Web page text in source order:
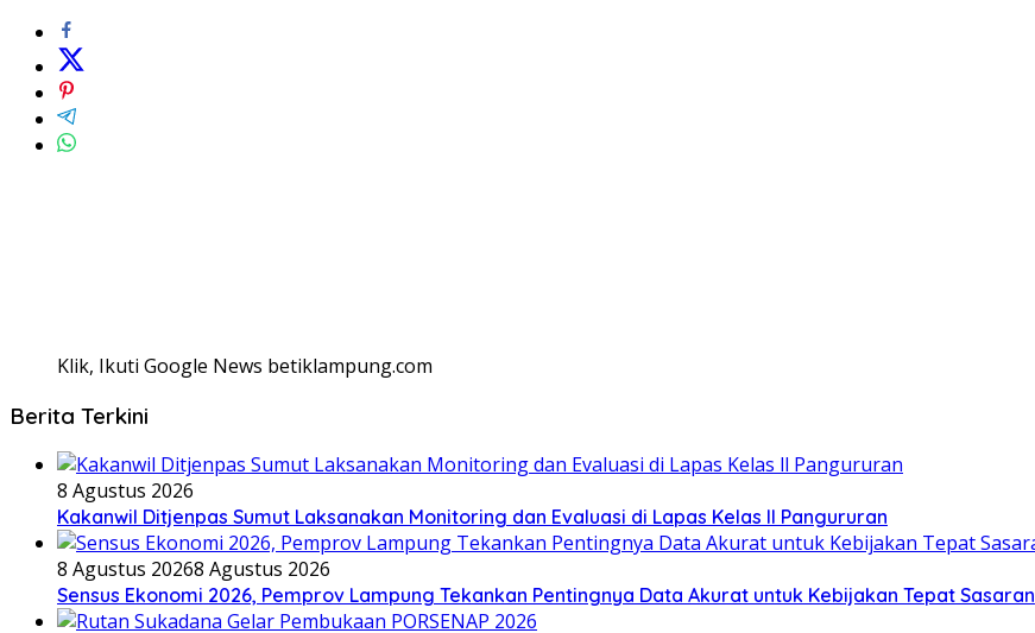
Klik, Ikuti Google News betiklampung.com
Berita Terkini
8 Agustus 2026
Kakanwil Ditjenpas Sumut Laksanakan Monitoring dan Evaluasi di Lapas Kelas ll Pangururan
8 Agustus 20268 Agustus 2026
Sensus Ekonomi 2026, Pemprov Lampung Tekankan Pentingnya Data Akurat untuk Kebijakan Tepat Sasaran